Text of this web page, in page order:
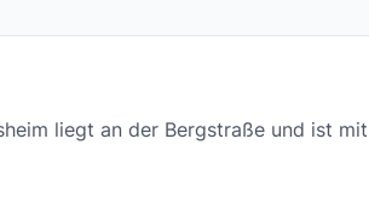
liegt an der Bergstraße und ist